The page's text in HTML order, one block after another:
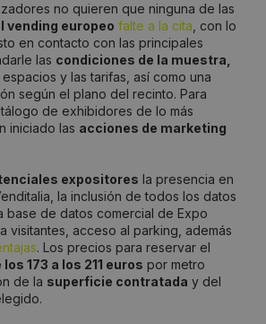
no quieren que ninguna de las
europeo falte a la cita , con lo
en contacto con las principales
las condiciones de la muestra,
y las tarifas, así como una
según el plano del recinto. Para
de exhibidores de lo más
iniciado las acciones de marketing
expositores la presencia en
la inclusión de todos los datos
base de datos comercial de Expo
visitantes, acceso al parking, además
. Los precios para reservar el
173 a los 211 euros por metro
de la superficie contratada y del